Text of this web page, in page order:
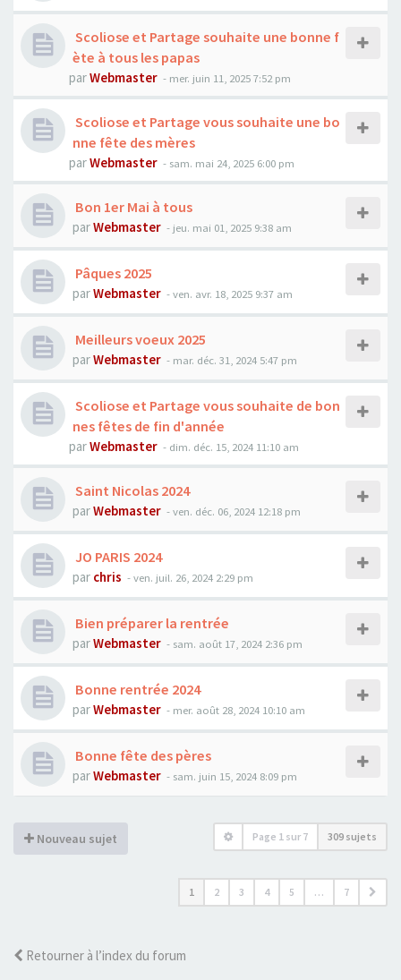
Scoliose et Partage souhaite une bonne f
ète à tous les papas
parWebmaster - mer. juin 11, 2025 7:52 pm
Scoliose et Partage vous souhaite une bo
nne fête des mères
parWebmaster - sam. mai 24, 2025 6:00 pm
Bon 1er Mai à tous
parWebmaster - jeu. mai 01, 2025 9:38 am
Pâques 2025
parWebmaster - ven. avr. 18, 2025 9:37 am
Meilleurs voeux 2025
parWebmaster - mar. déc. 31, 2024 5:47 pm
Scoliose et Partage vous souhaite de bon
nes fêtes de fin d'année
parWebmaster - dim. déc. 15, 2024 11:10 am
Saint Nicolas 2024
parWebmaster - ven. déc. 06, 2024 12:18 pm
JO PARIS 2024
par chris - ven. juil. 26, 2024 2:29 pm
Bien préparer la rentrée
parWebmaster - sam. août 17, 2024 2:36 pm
Bonne rentrée 2024
parWebmaster - mer. août 28, 2024 10:10 am
Bonne fête des pères
parWebmaster - sam. juin 15, 2024 8:09 pm
Nouveau sujet Page 1 sur 7 309 sujets
1 2 3 4 5 … 7
Retourner à l’index du forum